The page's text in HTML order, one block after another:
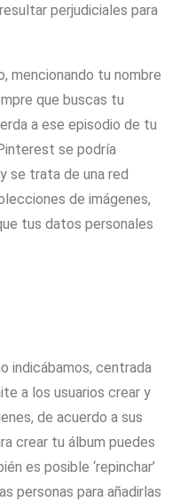
perjudiciales para
mencionando tu nombre
que buscas tu
a ese episodio de tu
se podría
se trata de una red
de imágenes,
tus datos personales
indicábamos, centrada
a los usuarios crear y
de acuerdo a sus
crear tu álbum puedes
es posible ‘repinchar’
personas para añadirlas